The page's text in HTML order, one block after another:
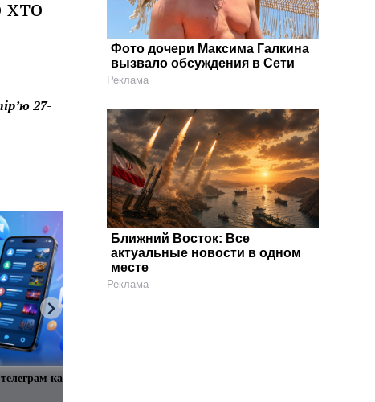
27-
каналов в одном
Фото дочери Максима Галкина
вызвало обсуждения в Сети
Реклама
Ближний Восток: Все
актуальные новости в одном
месте
Реклама